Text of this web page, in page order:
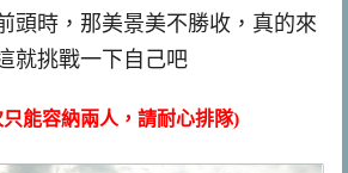
頭時，那美景美不勝收，真的來
就挑戰一下自己吧
能容納兩人，請耐心排隊)